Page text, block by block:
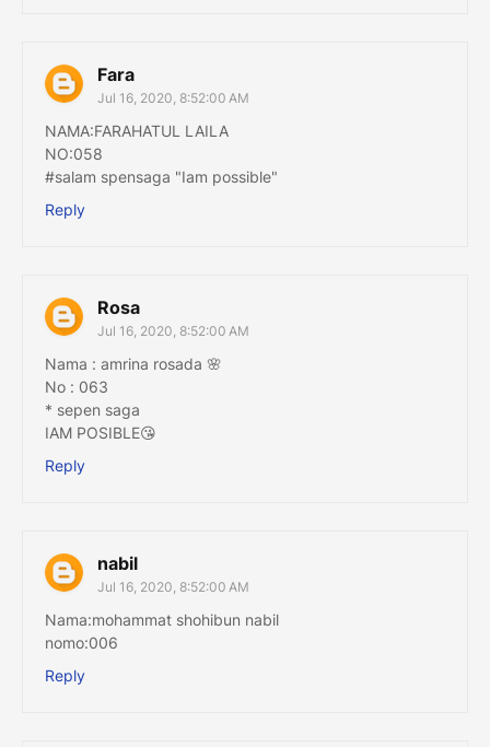
Fara
Jul 16, 2020, 8:52:00 AM
NAMA:FARAHATUL LAILA
NO:058
#salam spensaga "Iam possible"
Reply
Rosa
Jul 16, 2020, 8:52:00 AM
Nama : amrina rosada 🌸
No : 063
* sepen saga
IAM POSIBLE😘
Reply
nabil
Jul 16, 2020, 8:52:00 AM
Nama:mohammat shohibun nabil
nomo:006
Reply